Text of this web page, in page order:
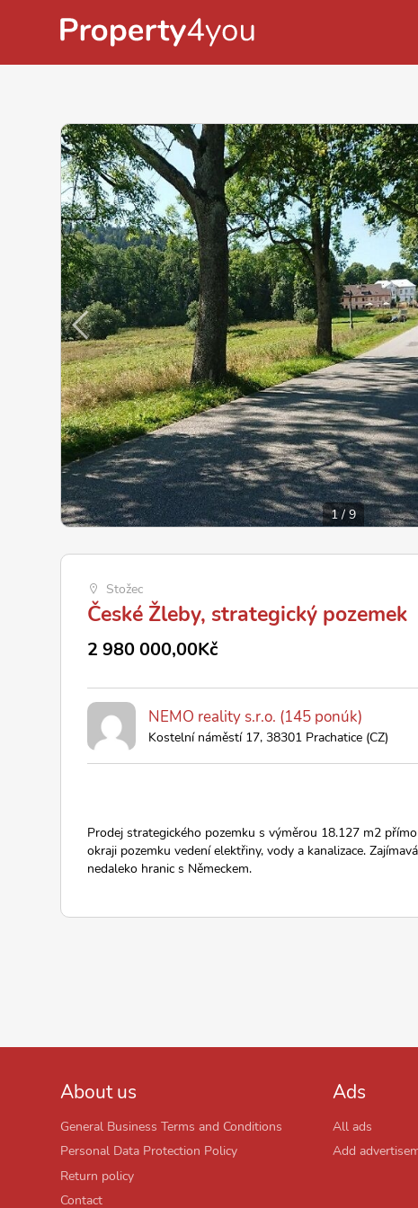
1/9
Stožec
České Žleby, strategický pozemek
2 980 000,00Kč
NEMO reality s.r.o. (145 ponúk)
Kostelní náměstí 17, 38301 Prachatice (CZ)
Prodej strategického pozemku s výměrou 18.127 m2
okraji pozemku vedení elektřiny, vody a kanalizace.
nedaleko hranic s Německem.
About us
General Business Terms and Conditions
Personal Data Protection Policy
Return policy
Contact
Ads
All ads
Add